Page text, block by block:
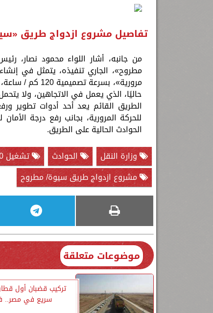
تفاصيل مشروع ازدواج طريق
من جانبه، أشار اللواء محمود نصار،
حاليًا، الذي يعمل في الاتجاهين، ولا
الطريق القائم يعد أحد أدوات تطوير
للحركة المرورية، بجانب رفع درجة
الحوادث الحالية على الطريق.
وزارة النقل
الحوادث
تشغيل 50 كم في مشروع ازدواج طريق سيوة/ مطروح
مشروع ازدواج طريق سيوة/ مطروح
موضوعات متعلقة
تركيب قضبان أول
سريع في مصر..